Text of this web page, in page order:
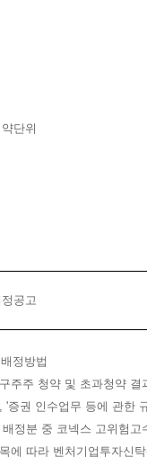
단위
공고
정방법
구주주 청약 및 초과청약
'증권 인수업무 등에 관한
배정분 중 코넥스 고위험
에 따라 벤처기업투자신